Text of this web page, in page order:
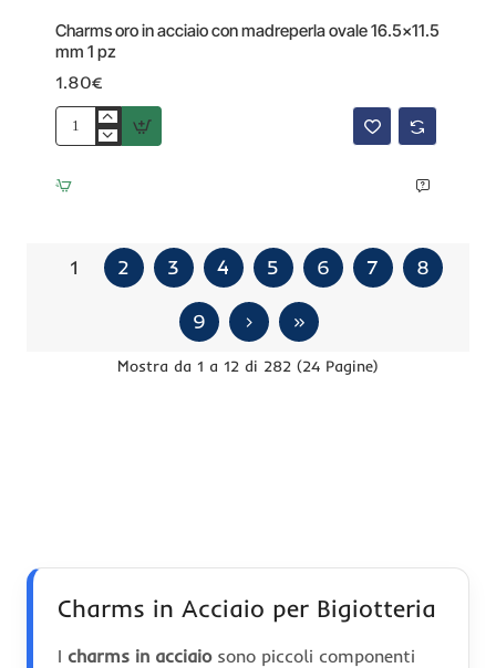
Charms in Acciaio per Bigiotteria
I charms in acciaiosono piccoli componenti
Charms oro in acciaio con madreperla ovale 16.5x11.5
mm 1 pz
1.80€
Charms
in
acciaio
ovale
16.5x11.5
1 2 3 4 5 6 7 8
9
Mostra da 1 a 12 di 282 (24 Pagine)